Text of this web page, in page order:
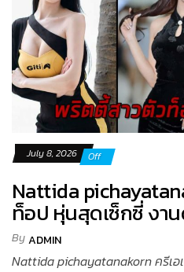
July 8, 2026 Off
Nattida
ท็อป หุ่นสุดเซ็กซี่ งา
ByADMIN
Nattida pichayatanakorn ครีเ